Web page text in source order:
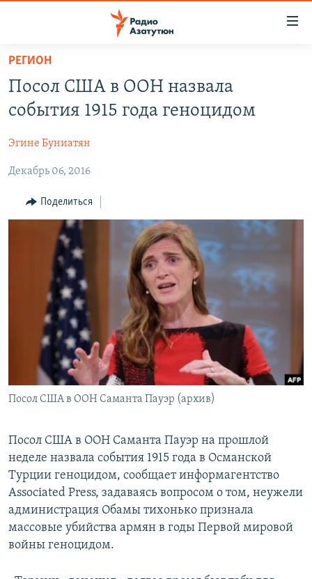
Перейти
основному
содержанию
навигации
Перейти
НОВОСТИ
ОБЩЕСТВО
ЭКОНОМИКА
РЕГИОН
НАГОРНЫЙ КАРАБАХ
КУЛЬТУРА
АРХИВ
Հայերեն
English
Русский
РЕГИОН
Посол США в ООН назвала
события 1915 года геноцидом
Эгине Буниатян
Декабрь 06, 2016
Поделиться
Посол США в ООН Саманта Пауэр (архив)
Посол США в ООН Саманта Пауэр на прошлой
неделе назвала события 1915 года в Османской
Турции геноцидом, сообщает информагентство
Associated Press, задаваясь вопросом о том, неужели
администрация Обамы тихонько признала
массовые убийства армян в годы Первой мировой
войны геноцидом.